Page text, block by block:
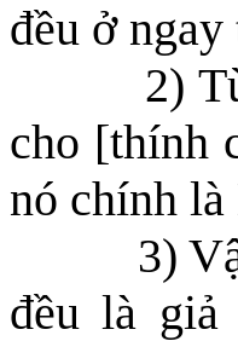
đều ởngay
2)
cho [thính
nó chính
3)
đều là